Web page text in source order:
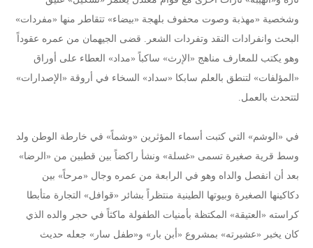
وشخصية «مهذبة وصوت محفوف بلهجة «بيضاء» تتقاطر منها «مفردات»
البحث وانفرادات النقد وتفردات الشعر. قضى الجيهمان من عمره عقوداً
وهو يكتب للمعارف مناهج «الإرث» ساكباً «مداد» العطاء على أوراق
«المؤلفات» لتنطق بالعلم سابكا «سداد» السخاء في أروقة «الإصدارات»
لتتحدث بالعمل.
في «الوشم» التي كتبت أسماء المؤثرين «وشماً» في خارطة الوطن ولد
وسط قرية صغيرة تسمى «غسلة» ونشأ راكضاً بين قطبين من «الرضا»
بعد أن انفصل والداه وهو في الرابعة من عمره وجال «مرحاً» بين
دكاكينها الصغيرة وبيوتها الطينية منتظراً بشائر «قوافل» التجارة متأبطا
كراسته «العتيقة» المكتظة بأمنيات الطفولة ماكثاً في حجر والده الذي
كان يخبر «عشيرته» بمشروع «أبن بار» و«طفل سار» جعله حديث